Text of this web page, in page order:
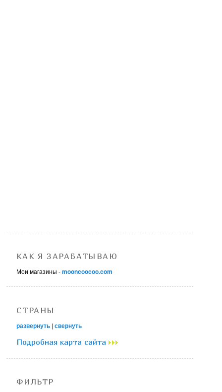
КАК Я ЗАРАБАТЫВАЮ
Мои магазины -mooncoocoo.com
СТРАНЫ
развернуть |свернуть
Подробная карта сайта
ФИЛЬТР